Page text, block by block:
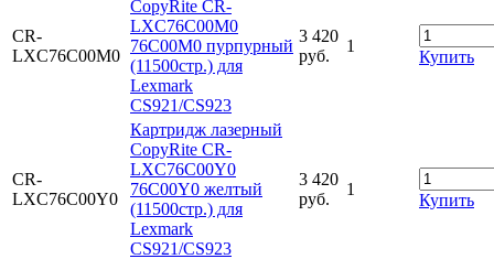
CR-
LXC76C00M0
CopyRite CR-
LXC76C00M0
76C00M0 пурпурный
(11500стр.) для
Lexmark
CS921/CS923
3 420
руб.
1
Купить
CR-
LXC76C00Y0
Картридж лазерный
CopyRite CR-
LXC76C00Y0
76C00Y0 желтый
(11500стр.) для
Lexmark
CS921/CS923
3 420
руб.
1
Купить